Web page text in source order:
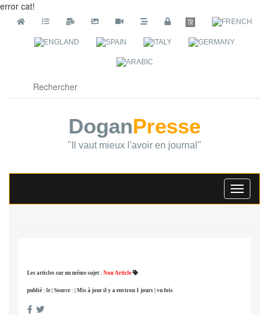
error cat!
DoganPresse
"Il vaut mieux l'avoir en journal"
Toggle
Les articles sur un même sujet : Non Article
publié : le | Source : | Mis à jour il y a environ 1 jours | vu fois